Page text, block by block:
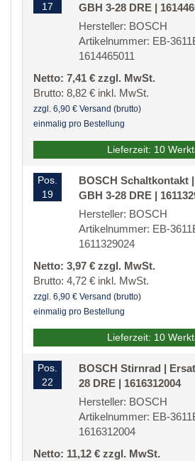
17
GBH 3-28 DRE |
Hersteller: BOSCH
Artikelnummer: EB-
1614465011
Netto: 7,41 € zzgl. MwSt.
Brutto: 8,82 € inkl. MwSt.
zzgl. 6,90 € Versand (brutto)
einmalig pro Bestellung
Lieferzeit: 10
Pos.
19
BOSCH Schaltkontakt
GBH 3-28 DRE |
Hersteller: BOSCH
Artikelnummer: EB-
1611329024
Netto: 3,97 € zzgl. MwSt.
Brutto: 4,72 € inkl. MwSt.
zzgl. 6,90 € Versand (brutto)
einmalig pro Bestellung
Lieferzeit: 10
Pos.
22
BOSCH Stirnrad |
28 DRE | 1616312004
Hersteller: BOSCH
Artikelnummer: EB-
1616312004
Netto: 11,12 € zzgl. MwSt.